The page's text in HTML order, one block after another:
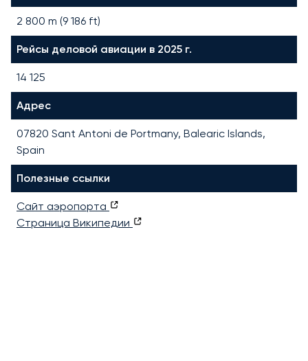
2 800 m (9 186 ft)
Рейсы деловой авиации в 2025 г.
14 125
Адрес
07820 Sant Antoni de Portmany, Balearic Islands,
Spain
Полезные ссылки
Сайт аэропорта
Страница Википедии